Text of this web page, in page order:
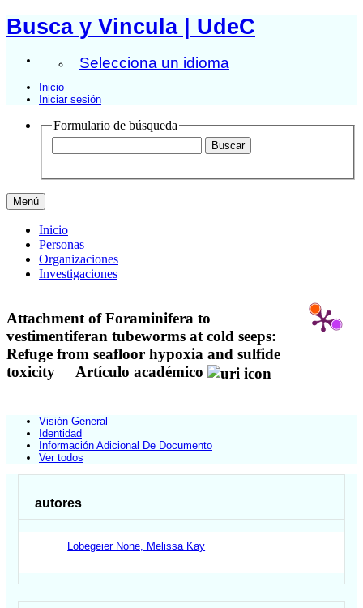
Busca y Vincula | UdeC
Selecciona un idioma
Inicio
Iniciar sesión
Formulario de búsqueda
Menú
Inicio
Personas
Organizaciones
Investigaciones
Attachment of Foraminifera to
vestimentiferan tubeworms at cold seeps:
Refuge from seafloor hypoxia and sulfide
toxicity
Artículo académico
Visión General
Identidad
Información Adicional De Documento
Ver todos
autores
Lobegeier None, Melissa Kay